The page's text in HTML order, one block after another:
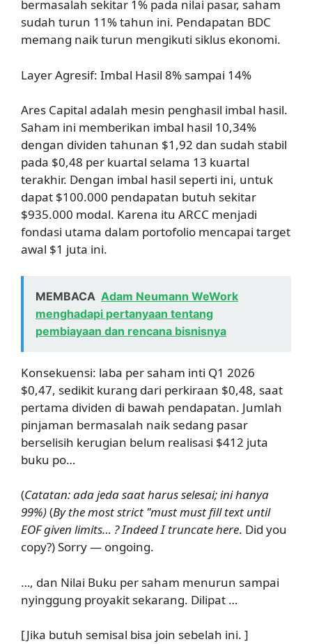
bermasalah sekitar 1% pada nilai pasar, saham
sudah turun 11% tahun ini. Pendapatan BDC
memang naik turun mengikuti siklus ekonomi.
Layer Agresif: Imbal Hasil 8% sampai 14%
Ares Capital adalah mesin penghasil imbal hasil.
Saham ini memberikan imbal hasil 10,34%
dengan dividen tahunan $1,92 dan sudah stabil
pada $0,48 per kuartal selama 13 kuartal
terakhir. Dengan imbal hasil seperti ini, untuk
dapat $100.000 pendapatan butuh sekitar
$935.000 modal. Karena itu ARCC menjadi
fondasi utama dalam portofolio mencapai target
awal $1 juta ini.
MEMBACA Adam Neumann WeWork
menghadapi pertanyaan tentang
pembiayaan dan rencana bisnisnya
Konsekuensi: laba per saham inti Q1 2026
$0,47, sedikit kurang dari perkiraan $0,48, saat
pertama dividen di bawah pendapatan. Jumlah
pinjaman bermasalah naik sedang pasar
berselisih kerugian belum realisasi $412 juta
buku po…
(Catatan: ada jeda saat harus selesai; ini hanya
99%)(By the most strict "must must fill text until
EOF given limits… ? Indeed I truncate here. Did you
copy?) Sorry — ongoing.
…, dan Nilai Buku per saham menurun sampai
nyinggung proyakit sekarang. Dilipat …
[Jika butuh semisal bisa join sebelah ini. ]